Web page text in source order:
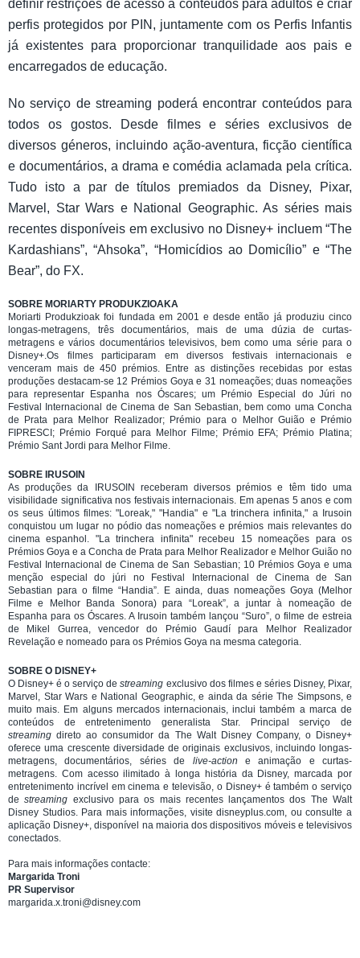
definir restrições de acesso a conteúdos para adultos e criar
perfis protegidos por PIN, juntamente com os Perfis Infantis
já existentes para proporcionar tranquilidade aos pais e
encarregados de educação.
No serviço de streaming poderá encontrar conteúdos para
todos os gostos. Desde filmes e séries exclusivos de
diversos géneros, incluindo ação-aventura, ficção científica
e documentários, a drama e comédia aclamada pela crítica.
Tudo isto a par de títulos premiados da Disney, Pixar,
Marvel, Star Wars e National Geographic. As séries mais
recentes disponíveis em exclusivo no Disney+ incluem “The
Kardashians”, “Ahsoka”, “Homicídios ao Domicílio” e “The
Bear”, do FX.
SOBRE MORIARTY PRODUKZIOAKA
Moriarti Produkzioak foi fundada em 2001 e desde então já produziu cinco
longas-metragens, três documentários, mais de uma dúzia de curtas-
metragens e vários documentários televisivos, bem como uma série para o
Disney+.Os filmes participaram em diversos festivais internacionais e
venceram mais de 450 prémios. Entre as distinções recebidas por estas
produções destacam-se 12 Prémios Goya e 31 nomeações; duas nomeações
para representar Espanha nos Óscares; um Prémio Especial do Júri no
Festival Internacional de Cinema de San Sebastian, bem como uma Concha
de Prata para Melhor Realizador; Prémio para o Melhor Guião e Prémio
FIPRESCI; Prémio Forqué para Melhor Filme; Prémio EFA; Prémio Platina;
Prémio Sant Jordi para Melhor Filme.
SOBRE IRUSOIN
As produções da IRUSOIN receberam diversos prémios e têm tido uma
visibilidade significativa nos festivais internacionais. Em apenas 5 anos e com
os seus últimos filmes: "Loreak," "Handia" e "La trinchera infinita," a Irusoin
conquistou um lugar no pódio das nomeações e prémios mais relevantes do
cinema espanhol. "La trinchera infinita" recebeu 15 nomeações para os
Prémios Goya e a Concha de Prata para Melhor Realizador e Melhor Guião no
Festival Internacional de Cinema de San Sebastian; 10 Prémios Goya e uma
menção especial do júri no Festival Internacional de Cinema de San
Sebastian para o filme “Handia”. E ainda, duas nomeações Goya (Melhor
Filme e Melhor Banda Sonora) para “Loreak”, a juntar à nomeação de
Espanha para os Óscares. A Irusoin também lançou “Suro”, o filme de estreia
de Mikel Gurrea, vencedor do Prémio Gaudí para Melhor Realizador
Revelação e nomeado para os Prémios Goya na mesma categoria.
SOBRE O DISNEY+
O Disney+ é o serviço destreaming exclusivo dos filmes e séries Disney, Pixar,
Marvel, Star Wars e National Geographic, e ainda da série The Simpsons, e
muito mais. Em alguns mercados internacionais, inclui também a marca de
conteúdos de entretenimento generalista Star. Principal serviço de
streamingdireto ao consumidor da The Walt Disney Company, o Disney+
oferece uma crescente diversidade de originais exclusivos, incluindo longas-
metragens, documentários, séries de live-action e animação e curtas-
metragens. Com acesso ilimitado à longa história da Disney, marcada por
entretenimento incrível em cinema e televisão, o Disney+ é também o serviço
destreaming exclusivo para os mais recentes lançamentos dos The Walt
Disney Studios. Para mais informações, visite disneyplus.com, ou consulte a
aplicação Disney+, disponível na maioria dos dispositivos móveis e televisivos
conectados.
Para mais informações contacte:
Margarida Troni
PR Supervisor
margarida.x.troni@disney.com